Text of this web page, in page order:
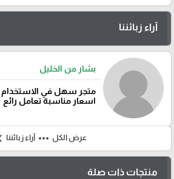
آراء زبائننا
بشار من الخليل
متجر سهل في الاستخدام
اسعار مناسبة تعامل رائع
عرض الكل more_horiz آراء زبائننا
منتجات ذات صلة